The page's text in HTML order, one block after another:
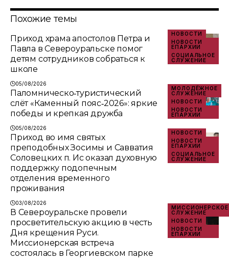
Похожие темы
НОВОСТИ
НОВОСТИ
ЕПАРХИИ
СОЦИАЛЬНОЕ
СЛУЖЕНИЕ
Приход храма апостолов Петра и
Павла в Североуральске помог
детям сотрудников собраться к
школе
05/08/2026
МОЛОДЁЖНОЕ
СЛУЖЕНИЕ
НОВОСТИ
НОВОСТИ
ЕПАРХИИ
Паломническо‑туристический
слёт «Каменный пояс‑2026»: яркие
победы и крепкая дружба
05/08/2026
НОВОСТИ
НОВОСТИ
ЕПАРХИИ
СОЦИАЛЬНОЕ
СЛУЖЕНИЕ
Приход во имя святых
преподобных Зосимы и Савватия
Соловецких п. Ис оказал духовную
поддержку подопечным
отделения временного
проживания
03/08/2026
МИССИОНЕРСКОЕ
СЛУЖЕНИЕ
НОВОСТИ
НОВОСТИ
ЕПАРХИИ
В Североуральске провели
просветительскую акцию в честь
Дня крещения Руси.
Миссионерская встреча
состоялась в Георгиевском парке